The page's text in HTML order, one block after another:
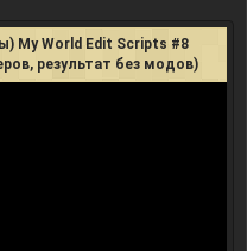
My World Edit Scripts #8
результат без модов)